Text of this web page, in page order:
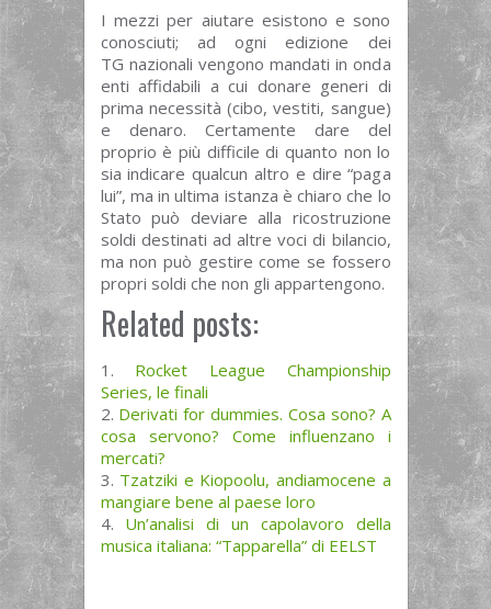
I mezzi per aiutare esistono e sono
conosciuti; ad ogni edizione dei
TG nazionali vengono mandati in onda
enti affidabili a cui donare generi di
prima necessità (cibo, vestiti, sangue)
e denaro. Certamente dare del
proprio è più difficile di quanto non lo
sia indicare qualcun altro e dire “paga
lui”, ma in ultima istanza è chiaro che lo
Stato può deviare alla ricostruzione
soldi destinati ad altre voci di bilancio,
ma non può gestire come se fossero
propri soldi che non gli appartengono.
Related posts:
Rocket League Championship
Series, le finali
Derivati for dummies. Cosa sono? A
cosa servono? Come influenzano i
mercati?
Tzatziki e Kiopoolu, andiamocene a
mangiare bene al paese loro
Un’analisi di un capolavoro della
musica italiana: “Tapparella” di EELST